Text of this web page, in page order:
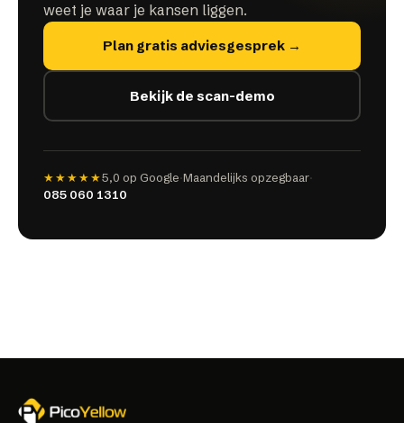
weet je waar je kansen liggen.
Plan gratis adviesgesprek →
Bekijk de scan-demo
★★★★★5,0 op Google·Maandelijks opzegbaar·
085 060 1310